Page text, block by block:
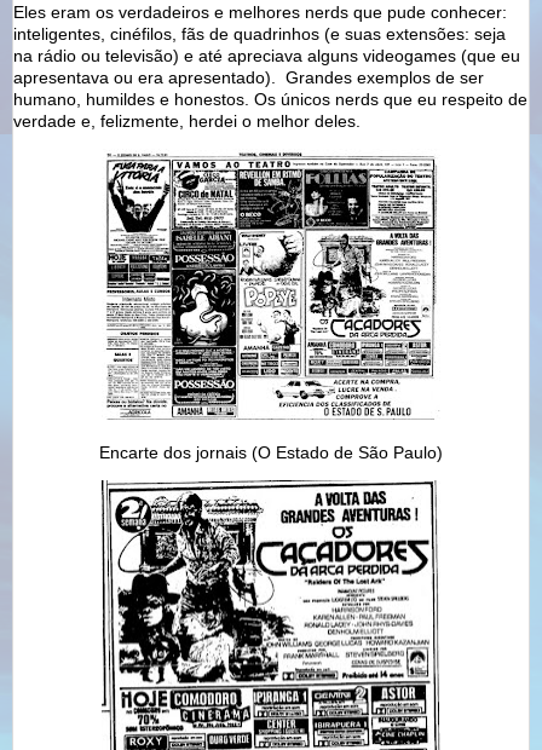
Eles eram os verdadeiros e melhores nerds que pude conhecer:
inteligentes, cinéfilos, fãs de quadrinhos (e suas extensões: seja
na rádio ou televisão) e até apreciava alguns videogames (que eu
apresentava ou era apresentado). Grandes exemplos de ser
humano, humildes e honestos. Os únicos nerds que eu respeito de
verdade e, felizmente, herdei o melhor deles.
Encarte dos jornais (O Estado de São Paulo)